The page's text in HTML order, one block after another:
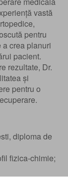
vastă
pentru
crea planuri
pacient.
rezultate, Dr.
și
pentru o
diploma de
fizica-chimie;
Cluj-